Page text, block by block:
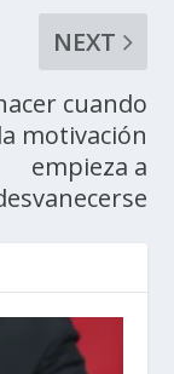
NEXT
cuando
la motivación
empieza a